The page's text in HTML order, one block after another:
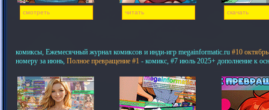
смотреть читать скачать
комиксы, Ежемесячный журнал комиксов и инди-игр megainformatic.ru #10
номеру за июнь, Полное превращение #1 - комикс, #7 июль 2025+ дополнение к